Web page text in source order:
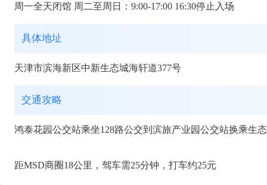
周一全天闭馆 周二至周日：9:00-17:00 16:30停止入场
具体地址
天津市滨海新区中新生态城海轩道377号
交通攻略
鸿泰花园公交站乘坐128路公交到滨旅产业园公交站换乘生
距MSD商圈18公里，驾车需25分钟，打车约25元